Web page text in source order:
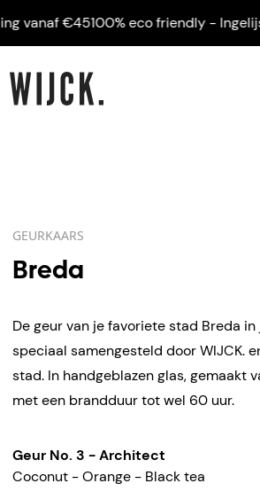
€45100% eco friendly - Ingelijst
GEURKAARS
Breda
De geur van je favoriete stad Breda
speciaal samengesteld door WIJCK.
stad. In handgeblazenglas, gemaakt
met een brandduur tot wel 60 uur.
Geur No. 3 - Architect
Coconut - Orange - Black tea